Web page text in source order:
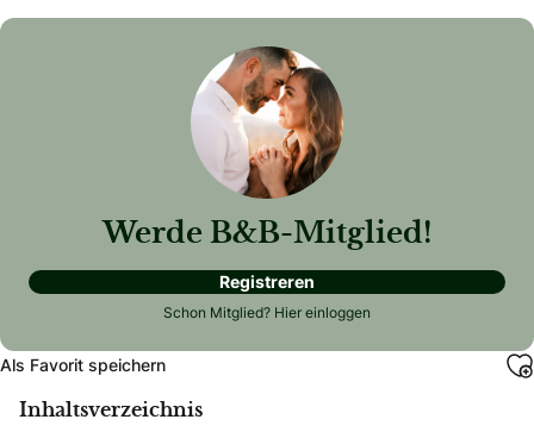
Werde B&B-Mitglied!
Registreren
Schon Mitglied? Hier einloggen
Als Favorit speichern
Inhaltsverzeichnis